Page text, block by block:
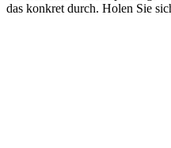
das konkret durch. Holen Sie